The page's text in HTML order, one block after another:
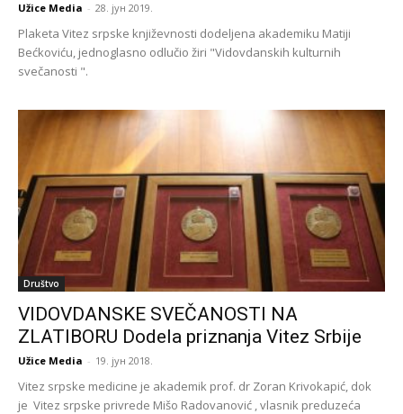
Užice Media - 28. јун 2019.
Plaketa Vitez srpske književnosti dodeljena akademiku Matiji
Bećkoviću, jednoglasno odlučio žiri "Vidovdanskih kulturnih
svečanosti ".
Društvo
VIDOVDANSKE SVEČANOSTI NA
ZLATIBORU Dodela priznanja Vitez Srbije
Užice Media - 19. јун 2018.
Vitez srpske medicine je akademik prof. dr Zoran Krivokapić, dok
je Vitez srpske privrede Mišo Radovanović , vlasnik preduzeća